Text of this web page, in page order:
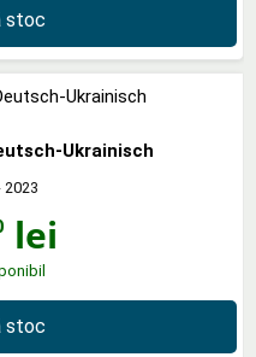
stoc
Ukrainisch
2023
lei
stoc